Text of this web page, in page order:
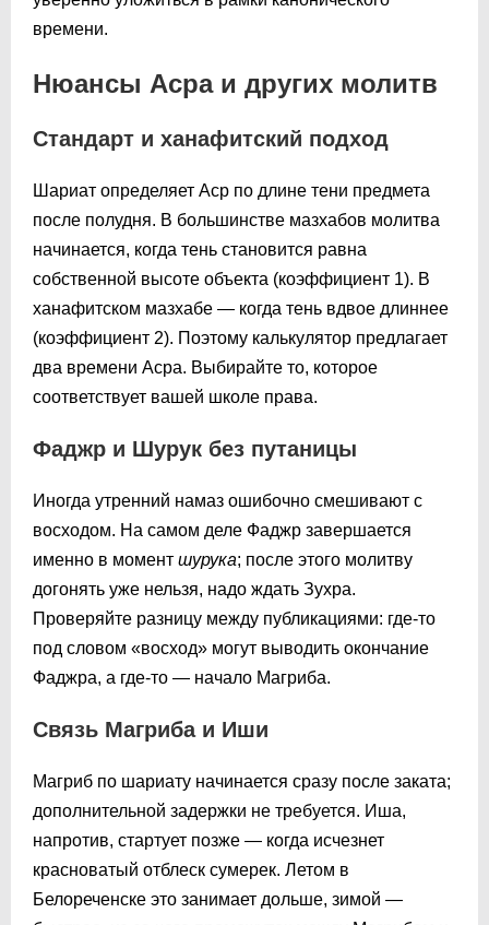
времени.
Нюансы Асра и других молитв
Стандарт и ханафитский подход
Шариат определяет Аср по длине тени предмета
после полудня. В большинстве мазхабов молитва
начинается, когда тень становится равна
собственной высоте объекта (коэффициент 1). В
ханафитском мазхабе — когда тень вдвое длиннее
(коэффициент 2). Поэтому калькулятор предлагает
два времени Асра. Выбирайте то, которое
соответствует вашей школе права.
Фаджр и Шурук без путаницы
Иногда утренний намаз ошибочно смешивают с
восходом. На самом деле Фаджр завершается
именно в момент шурука; после этого молитву
догонять уже нельзя, надо ждать Зухра.
Проверяйте разницу между публикациями: где-то
под словом «восход» могут выводить окончание
Фаджра, а где-то — начало Магриба.
Связь Магриба и Иши
Магриб по шариату начинается сразу после заката;
дополнительной задержки не требуется. Иша,
напротив, стартует позже — когда исчезнет
красноватый отблеск сумерек. Летом в
Белореченске это занимает дольше, зимой —